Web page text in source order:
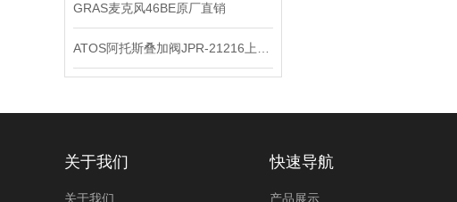
GRAS麦克风46BE原厂直销
关于我们
关于我们
快速导航
产品展示